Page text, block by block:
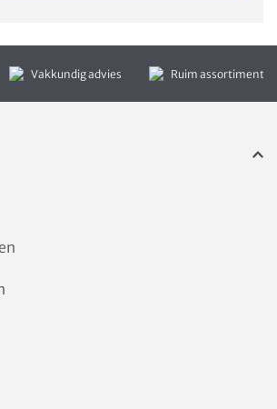
Vakkundig advies Ruim assortiment